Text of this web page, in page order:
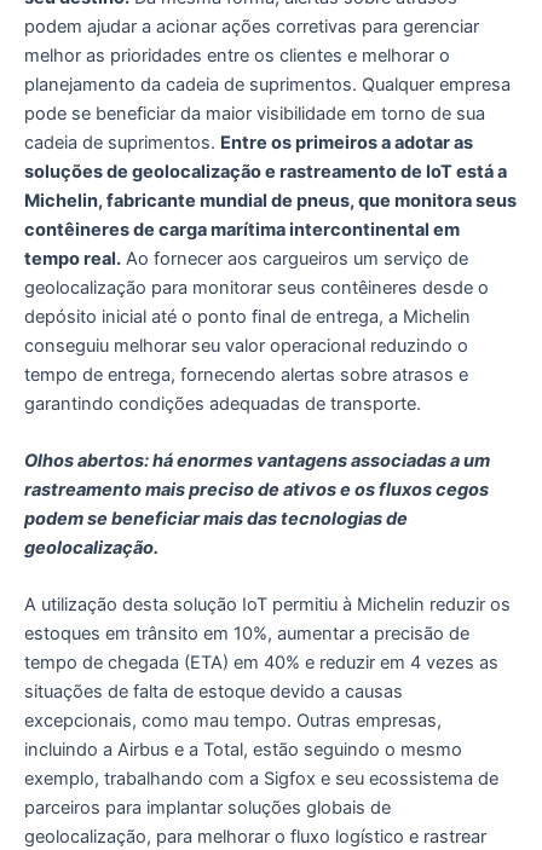
podem ajudar a acionar ações corretivas para gerenciar
melhor as prioridades entre os clientes e melhorar o
planejamento da cadeia de suprimentos. Qualquer empresa
pode se beneficiar da maior visibilidade em torno de sua
cadeia de suprimentos. Entre os primeiros a adotar as
soluções de geolocalização e rastreamento de IoT está a
Michelin, fabricante mundial de pneus, que monitora seus
contêineres de carga marítima intercontinental em
tempo real. Ao fornecer aos cargueiros um serviço de
geolocalização para monitorar seus contêineres desde o
depósito inicial até o ponto final de entrega, a Michelin
conseguiu melhorar seu valor operacional reduzindo o
tempo de entrega, fornecendo alertas sobre atrasos e
garantindo condições adequadas de transporte.
Olhos abertos: há enormes vantagens associadas a um
rastreamento mais preciso de ativos e os fluxos cegos
podem se beneficiar mais das tecnologias de
geolocalização.
A utilização desta solução IoT permitiu à Michelin reduzir os
estoques em trânsito em 10%, aumentar a precisão de
tempo de chegada (ETA) em 40% e reduzir em 4 vezes as
situações de falta de estoque devido a causas
excepcionais, como mau tempo. Outras empresas,
incluindo a Airbus e a Total, estão seguindo o mesmo
exemplo, trabalhando com a Sigfox e seu ecossistema de
parceiros para implantar soluções globais de
geolocalização, para melhorar o fluxo logístico e rastrear